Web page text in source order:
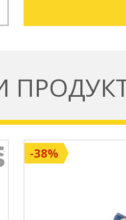
-38%